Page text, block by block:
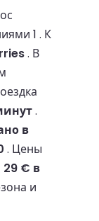
1 . К
. В
.
в
. Цены
29 € в
и